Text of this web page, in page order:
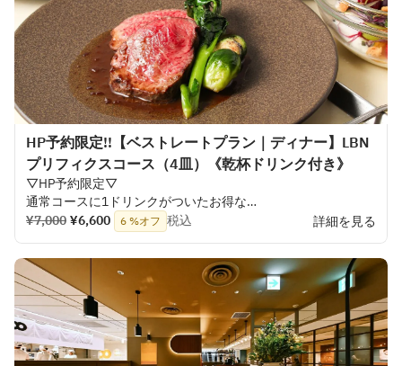
HP予約限定!!【ベストレートプラン｜ディナー】LBN
プリフィクスコース（4皿）《乾杯ドリンク付き》
▽HP予約限定▽
通常 コースに1 ドリンクがついたお得な
ベストレートプランです！
前菜・メイン・デザートはそれぞれお好みに合わせて
セレクト
旬の 食材を 入れた
皿から、しっかりと
食べ応えのある メインまで、 その日の 気分で自由に組み
立てていただけます。
¥7,000 ¥6,600 6 %オフ 税込 詳細を見る